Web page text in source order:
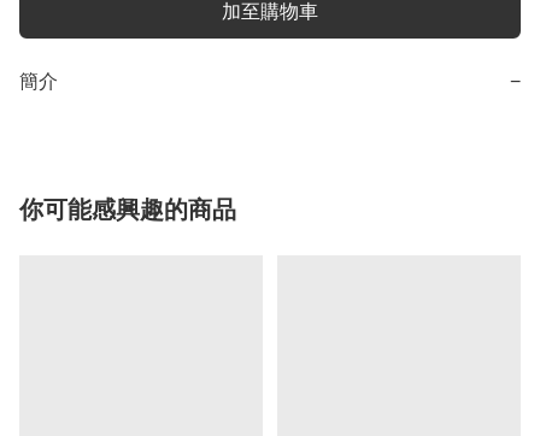
加至購物車
簡介 −
你可能感興趣的商品